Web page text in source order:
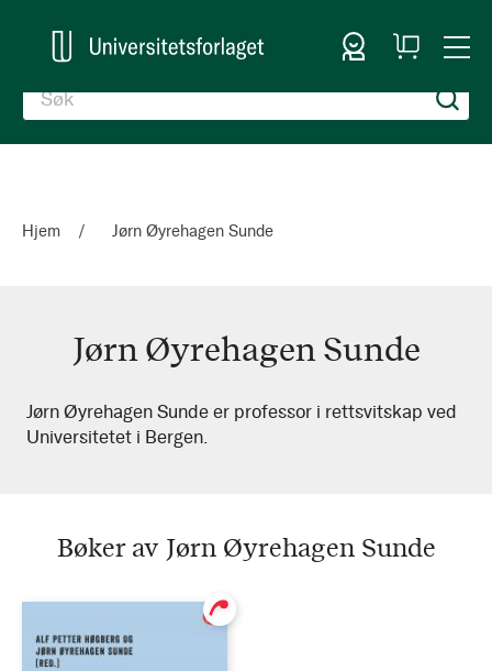
Logg inn
Handlekurv
Hjem Jørn Øyrehagen Sunde
Jørn Øyrehagen Sunde
Jørn
Øyrehagen
Jørn Øyrehagen Sunde er professor i rettsvitskap ved
Universitetet i Bergen.
Bøker av Jørn Øyrehagen Sunde